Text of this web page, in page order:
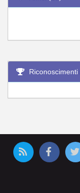
Riconoscimenti